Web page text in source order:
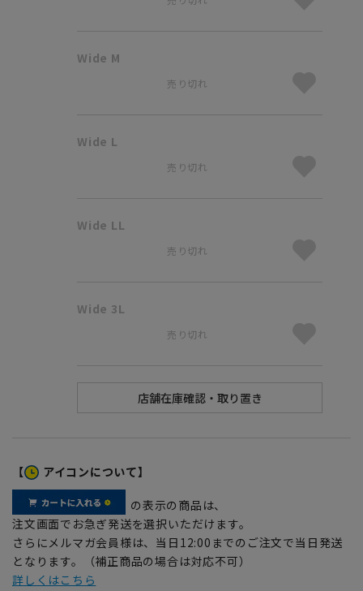
Wide M
売り切れ
Wide L
売り切れ
Wide LL
売り切れ
Wide 3L
売り切れ
【 アイコンについて】
の表示の商品は、
注文画面でお急ぎ発送を選択いただけます。
さらにメルマガ会員様は、当日12:00までのご注文で当日発送
となります。（補正商品の場合は対応不可）
詳しくはこちら